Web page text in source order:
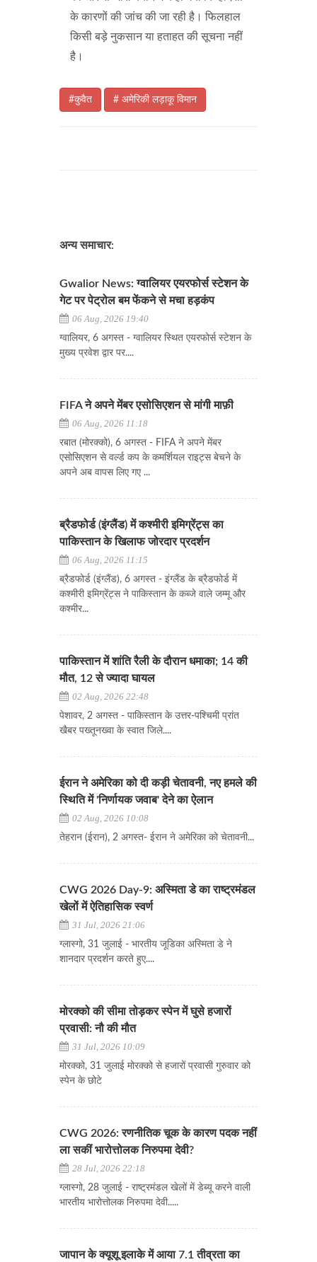
के कारणों की जांच की जा रही है। फिलहाल
किसी बड़े नुकसान या हताहत की सूचना नहीं
है।
#कुवैत # अमेरिकी लड़ाकू विमान
अन्य समाचार:
Gwalior News: ग्वालियर एयरफोर्स स्टेशन के
गेट पर पेट्रोल बम फेंकने से मचा हड़कंप
06 Aug, 2026 19:40
ग्वालियर, 6 अगस्त - ग्वालियर स्थित एयरफोर्स स्टेशन के
मुख्य प्रवेश द्वार पर....
FIFA ने अपने मेंबर एसोसिएशन से मांगी माफ़ी
06 Aug, 2026 11:18
रबात (मोरक्को), 6 अगस्त - FIFA ने अपने मेंबर
एसोसिएशन से वर्ल्ड कप के कमर्शियल राइट्स बेचने के
अपने अब वापस लिए गए ...
ब्रैडफोर्ड (इंग्लैंड) में कश्मीरी इमिग्रेंट्स का
पाकिस्तान के खिलाफ जोरदार प्रदर्शन
06 Aug, 2026 11:15
ब्रैडफोर्ड (इंग्लैंड), 6 अगस्त - इंग्लैंड के ब्रैडफोर्ड में
कश्मीरी इमिग्रेंट्स ने पाकिस्तान के कब्जे वाले जम्मू और
कश्मीर...
पाकिस्तान में शांति रैली के दौरान धमाका; 14 की
मौत, 12 से ज्यादा घायल
02 Aug, 2026 22:48
पेशावर, 2 अगस्त - पाकिस्तान के उत्तर-पश्चिमी प्रांत
खैबर पख्तूनख्वा के स्वात जिले....
ईरान ने अमेरिका को दी कड़ी चेतावनी, नए हमले की
स्थिति में 'निर्णायक जवाब' देने का ऐलान
02 Aug, 2026 10:08
​​​​​​​तेहरान (ईरान), 2 अगस्त- ईरान ने अमेरिका को चेतावनी...
CWG 2026 Day-9: अस्मिता डे का राष्ट्रमंडल
खेलों में ऐतिहासिक स्वर्ण
31 Jul, 2026 21:06
ग्लास्गो, 31 जुलाई - भारतीय जूडिका अस्मिता डे ने
शानदार प्रदर्शन करते हुए....
मोरक्को की सीमा तोड़कर स्पेन में घुसे हजारों
प्रवासी: नौ की मौत
31 Jul, 2026 10:09
मोरक्को, 31 जुलाई मोरक्को से हजारों प्रवासी गुरुवार को
स्पेन के छोटे
CWG 2026: रणनीतिक चूक के कारण पदक नहीं
ला सकीं भारोत्तोलक निरुपमा देवी?
28 Jul, 2026 22:18
ग्लास्गो, 28 जुलाई - राष्ट्रमंडल खेलों में डेब्यू करने वाली
भारतीय भारोत्तोलक निरुपमा देवी.....
जापान के क्यूशू इलाके में आया 7.1 तीव्रता का